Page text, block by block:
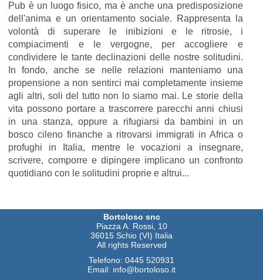
Pub è un luogo fisico, ma è anche una predisposizione
dell'anima e un orientamento sociale. Rappresenta la
volontà di superare le inibizioni e le ritrosie, i
compiacimenti e le vergogne, per accogliere e
condividere le tante declinazioni delle nostre solitudini.
In fondo, anche se nelle relazioni manteniamo una
propensione a non sentirci mai completamente insieme
agli altri, soli del tutto non lo siamo mai. Le storie della
vita possono portare a trascorrere parecchi anni chiusi
in una stanza, oppure a rifugiarsi da bambini in un
bosco cileno finanche a ritrovarsi immigrati in Africa o
profughi in Italia, mentre le vocazioni a insegnare,
scrivere, comporre e dipingere implicano un confronto
quotidiano con le solitudini proprie e altrui...
Bortoloso snc
Piazza A. Rossi, 10
36015 Schio (VI) Italia
All rights Reserved
Telefono: 0445 520931
Email: info@bortoloso.it